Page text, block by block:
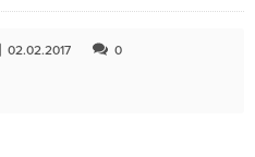
02.02.2017 0